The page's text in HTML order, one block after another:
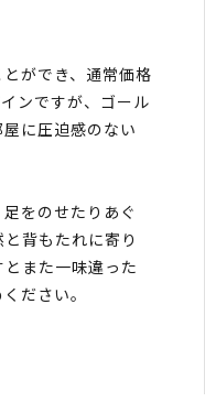
ができ、通常価格
ンですが、ゴール
に圧迫感のない
をのせたりあぐ
背もたれに寄り
また一味違った
ださい。